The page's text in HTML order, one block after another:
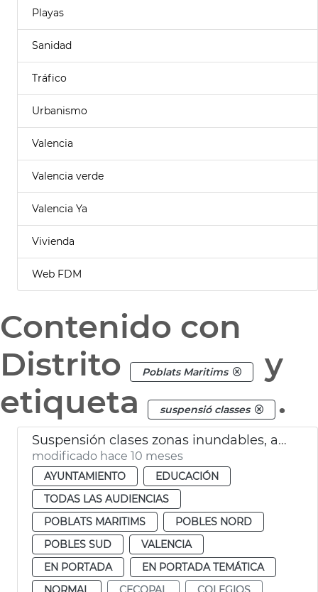
Playas
Sanidad
Tráfico
Urbanismo
Valencia
Valencia verde
Valencia Ya
Vivienda
Web FDM
Contenido con
Distrito
Poblats Maritims
y
etiqueta
suspensió classes .
Suspensión clases zonas inundables, afectados dana y fachada marítima
modificado hace 10 meses
AYUNTAMIENTO
EDUCACIÓN
TODAS LAS AUDIENCIAS
POBLATS MARITIMS
POBLES NORD
POBLES SUD
VALENCIA
EN PORTADA
EN PORTADA TEMÁTICA